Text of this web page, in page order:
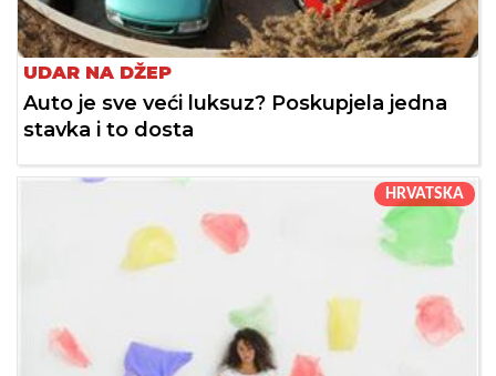
UDAR NA DŽEP
Auto je sve veći luksuz? Poskupjela jedna
stavka i to dosta
HRVATSKA